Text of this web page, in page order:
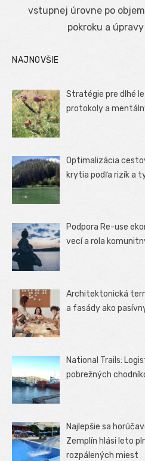
vstupnej úrovne po
pokroku a
NAJNOVŠIE
Stratégie pre dlhé
protokoly a
Optimalizácia
krytia podľa rizík a
Podpora Re-use
vecí a rola
Architektonická
a fasády ako
National Trails:
pobrežných
Najlepšie sa
Zemplín hlási leto
rozpálených miest